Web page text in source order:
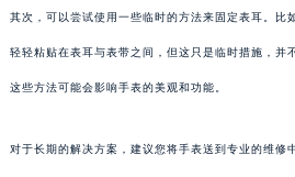
其次，可以尝试使用一些临时的方法来固定表耳。比
轻轻粘贴在表耳与表带之间，但这只是临时措施，并
这些方法可能会影响手表的美观和功能。
对于长期的解决方案，建议您将手表送到专业的维修